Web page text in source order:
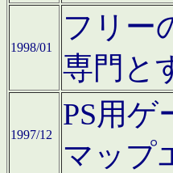
1998/01
フリー
専門と
1997/12
PS用
マップ